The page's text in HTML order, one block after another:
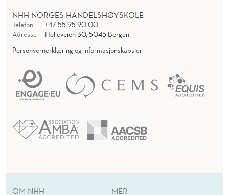
NHH NORGES HANDELSHØYSKOLE
Telefon
+47 55 95 90 00
Adresse
Helleveien 30, 5045 Bergen
Personvernerklæring og informasjonskapsler
OM NHH MER